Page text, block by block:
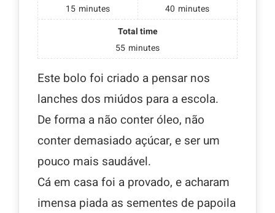
15 minutes
40 minutes
Total time
55 minutes
Este bolo foi criado a pensar nos
lanches dos miúdos para a escola.
De forma a não conter óleo, não
conter demasiado açúcar, e ser um
pouco mais saudável.
Cá em casa foi a provado, e acharam
imensa piada as sementes de papoila